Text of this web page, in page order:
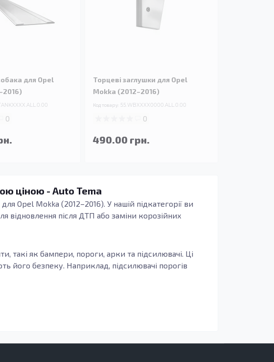
для Opel
0
Торцеві заглушки для Opel
Mokka (2012–2016)
Код товару: 55.WBXXXX0000.ALL.0.00
0
490.00 грн.
ціною - Auto Tema
Opel Mokka (2012–2016). У нашій підкатегорії ви
відновлення після ДТП або заміни корозійних
такі як бампери, пороги, арки та підсилювачі. Ці
його безпеку. Наприклад, підсилювачі порогів
вони прослужать вам значно довше, зберігаючи